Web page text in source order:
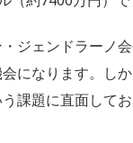
ジェンドラーノ
になります。し
課題に直面して